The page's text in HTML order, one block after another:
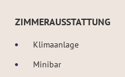
ZIMMERAUSSTATTUNG
Klimaanlage
Minibar